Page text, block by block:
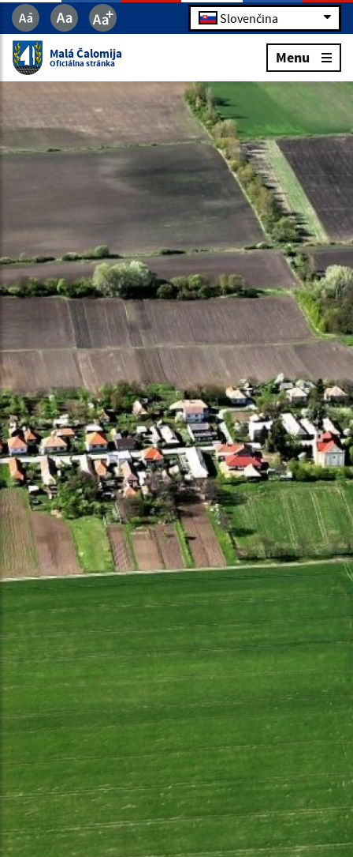
Slovenčina
Malá Čalomija
Oficiálna stránka Menu